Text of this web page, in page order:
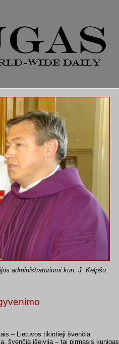
administratoriumi kun. J. Kelpšu.
– Lietuvos tikintieji švenčia
švenčia išeivija – tai pirmasis kunigas